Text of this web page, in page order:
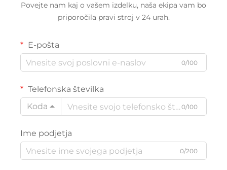
Povejte nam kaj o vašem izdelku, naša ekipa vam bo
priporočila pravi stroj v 24 urah.
E-pošta
0/100
Telefonska številka
Koda
0/100
Ime podjetja
0/200